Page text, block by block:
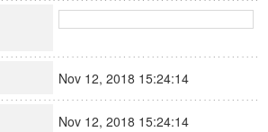
Nov 12, 2018 15:24:14
Nov 12, 2018 15:24:14